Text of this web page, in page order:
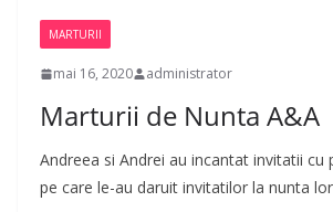
MARTURII
mai 16, 2020 administrator
Marturii de Nunta A&A
Andreea si Andrei au incantat invitatii cu
pe care le-au daruit invitatilor la nunta lor